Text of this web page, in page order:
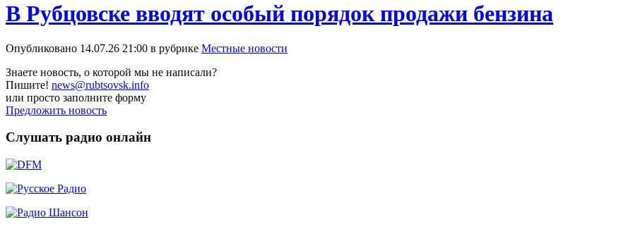
В Рубцовске вводят особый порядок продажи бензина
Опубликовано 14.07.26 21:00 в рубрике Местные новости
Знаете новость, о которой мы не написали?
Пишите! news@rubtsovsk.info
или просто заполните форму
Предложить новость
Слушать радио онлайн